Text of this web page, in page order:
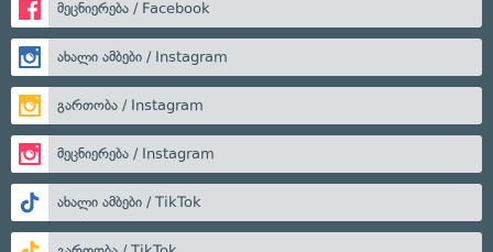
მეცნიერება / Facebook
ახალი ამბები / Instagram
გართობა / Instagram
მეცნიერება / Instagram
ახალი ამბები / TikTok